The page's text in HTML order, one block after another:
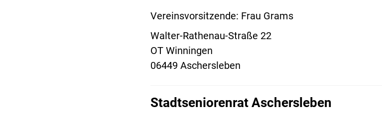
Vereinsvorsitzende: Frau Grams
Walter-Rathenau-Straße 22
OT Winningen
06449 Aschersleben
Stadtseniorenrat Aschersleben